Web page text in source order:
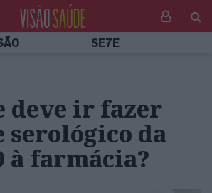
SE7E
deve ir fazer
serológico da
à farmácia?